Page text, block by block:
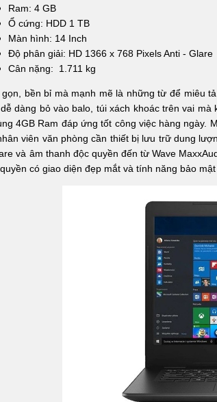
Ram: 4 GB
Ổ cứng: HDD 1 TB
Màn hình: 14 Inch
Độ phân giải: HD 1366 x 768 Pixels Anti - Glare
Cân nặng: 1.711 kg
gọn, bền bỉ mà mạnh mẽ là những từ để miêu
dàng bỏ vào balo, túi xách khoác trên vai
4GB Ram đáp ứng tốt công việc hàng ngày.
viên văn phòng cần thiết bị lưu trữ dung
và âm thanh độc quyền đến từ Wave
có giao diện đẹp mắt và tính năng bảo mật